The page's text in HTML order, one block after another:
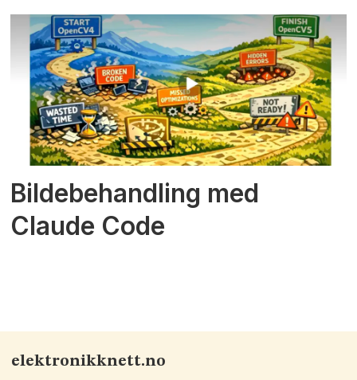
Bildebehandling med
Claude Code
elektronikknett.no